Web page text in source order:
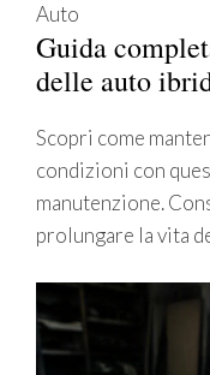
Auto
Guida
delle auto
Scopri come
condizioni con
manutenzione.
prolungare la vita